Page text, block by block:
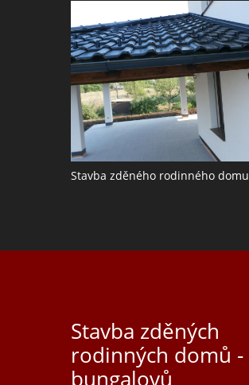
Stavba zděného rodinného domu
Stavba zděných
rodinných domů -
bungalovů